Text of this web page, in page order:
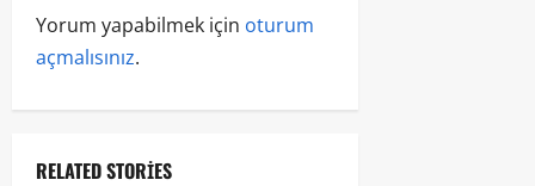
Yorum yapabilmek için oturum
açmalısınız.
RELATED STORIES